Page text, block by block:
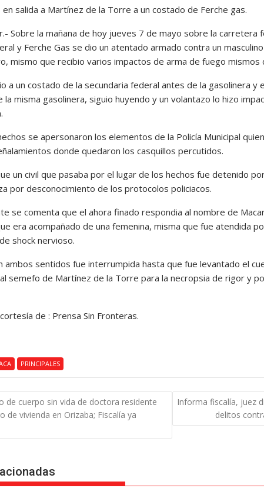
en salida a Martínez de la Torre a un costado de Ferche gas.
Sobre la mañana de hoy jueves 7 de mayo sobre la carretera
y Ferche Gas se dio un atentado armado contra un
mismo que recibio varios impactos de arma de fuego mismos
a un costado de la secundaria federal antes de la gasolinera y
la misma gasolinera, siguio huyendo y un volantazo lo hizo
se apersonaron los elementos de la Policía Municipal
donde quedaron los casquillos percutidos.
un civil que pasaba por el lugar de los hechos fue detenido
por desconocimiento de los protocolos policiacos.
se comenta que el ahora finado respondia al nombre de
era acompañado de una femenina, misma que fue atendida
shock nervioso.
ambos sentidos fue interrumpida hasta que fue levantado el
semefo de Martínez de la Torre para la necropsia de rigor y
de : Prensa Sin Fronteras.
PRINCIPALES
de cuerpo sin vida de doctora residente
de vivienda en Orizaba; Fiscalía ya
Informa fiscalía, juez
delitos